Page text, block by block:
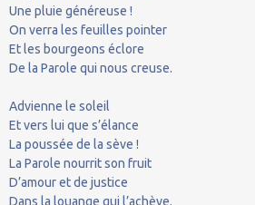
Une pluie généreuse !
On verra les feuilles pointer
Et les bourgeons éclore
De la Parole qui nous creuse.
Advienne le soleil
Et vers lui que s’élance
La poussée de la sève !
La Parole nourrit son fruit
D’amour et de justice
Dans la louange qui l’achève.